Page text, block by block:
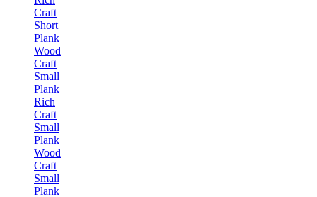
Craft
Short
Plank
Wood
Craft
Small
Plank
Rich
Craft
Small
Plank
Wood
Craft
Small
Plank